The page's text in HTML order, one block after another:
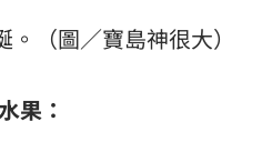
（圖／寶島神很大）
果：